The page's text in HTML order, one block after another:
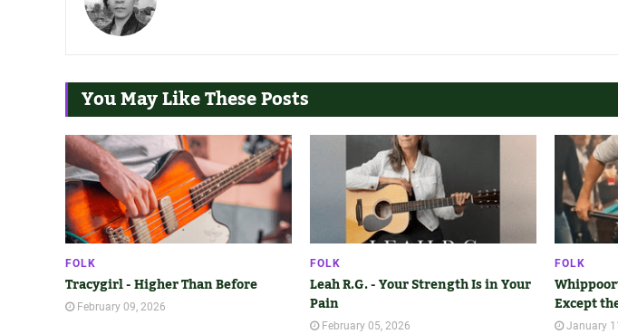
You May Like These Posts
FOLK
Tracygirl - Higher Than Before
February 09, 2026
FOLK
Leah R.G. - Your Strength Is in Your
Pain
February 05, 2026
FOLK
Except
January